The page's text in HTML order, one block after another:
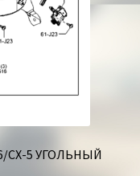
СХ-5 УГОЛЬНЫЙ